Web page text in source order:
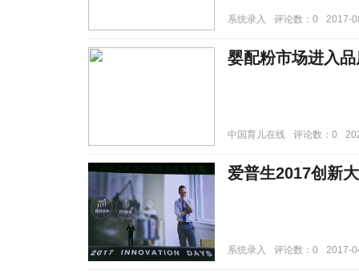
系统录入 评论数：0 2017-
婴配粉市场进入
中国育儿在线 评论数：0
爱普生2017创新
系统录入 评论数：0 2017-